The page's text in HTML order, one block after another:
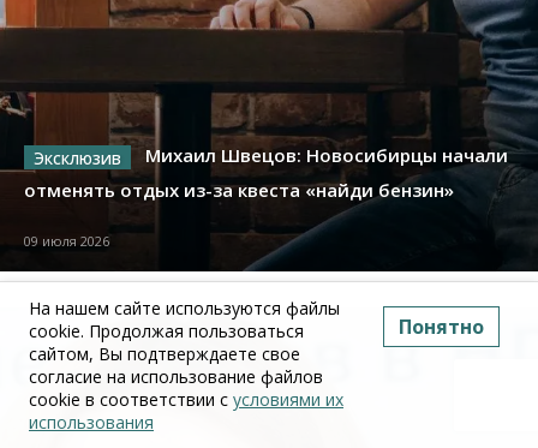
Михаил Швецов: Новосибирцы начали
отменять отдых из-за квеста «найди бензин»
09 июля 2026
На нашем сайте используются файлы
cookie. Продолжая пользоваться
сайтом, Вы подтверждаете свое
согласие на использование файлов
cookie в соответствии с условиями их
использования
Понятно